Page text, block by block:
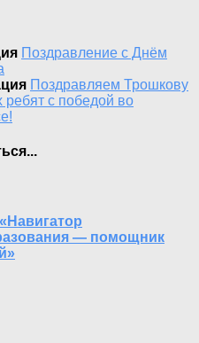
Поздравление с Днём
Поздравляем Трошкову
с победой во
— помощник